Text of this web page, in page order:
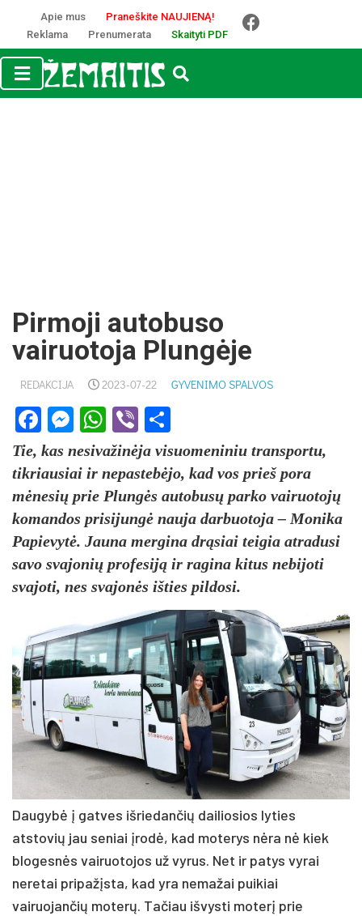
Apie mus
Praneškite NAUJIENĄ!
Reklama
Prenumerata Skaityti PDF
Pirmoji autobuso
vairuotoja Plungėje
REDAKCIJA 2023-07-22 GYVENIMO SPALVOS
Facebook
Messenger
WhatsApp
Viber
Tie, kas nesivažinėja visuomeniniu transportu,
tikriausiai ir nepastebėjo, kad vos prieš pora
mėnesių prie Plungės autobusų parko vairuotojų
komandos prisijungė nauja darbuotoja – Monika
Papievytė. Jauna mergina drąsiai teigia atradusi
savo svajonių profesiją ir ragina kitus nebijoti
svajoti, nes svajonės išties pildosi.
Daugybė į gatves išriedančių dailiosios lyties
atstovių jau seniai įrodė, kad moterys nėra nė kiek
blogesnės vairuotojos už vyrus. Net ir patys vyrai
neretai pripažįsta, kad yra nemažai puikiai
vairuojančių moterų. Tačiau išvysti moterį prie